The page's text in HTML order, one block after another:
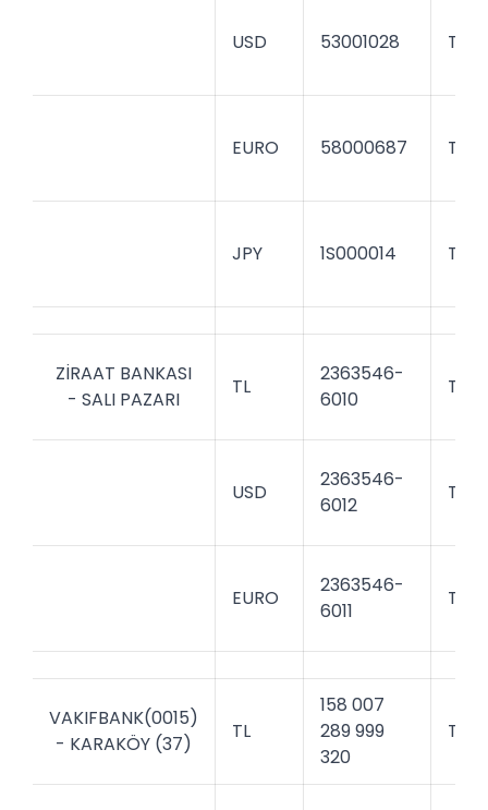
USD 53001028
EURO 58000687
JPY 1S000014
ZİRAAT BANKASI
- SALI PAZARI
TL
2363546-
6010
USD
2363546-
6012
EURO
2363546-
6011
VAKIFBANK(0015)
- KARAKÖY (37)
TL
158 007
289 999
320